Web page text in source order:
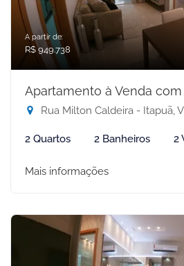
A partir de:
R$ 949.738
Apartamento à Venda com
Rua Milton Caldeira - Itapuã,
2 Quartos 2 Banheiros 2
Mais informações